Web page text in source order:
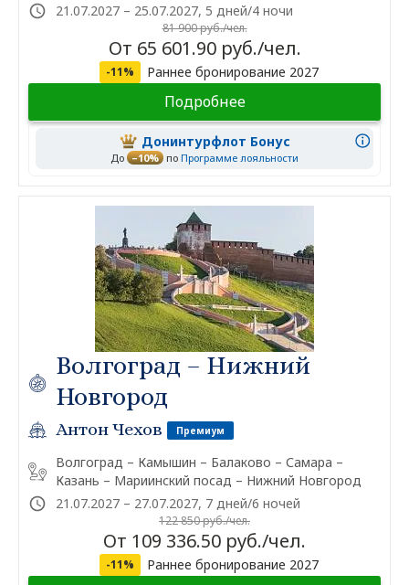
21.07.2027 – 25.07.2027, 5 дней/4 ночи
81 900 руб./чел.
От 65 601.90 руб./чел.
-11% Раннее бронирование 2027
Подробнее
Донинтурфлот Бонус
До –10% по Программе лояльности
Волгоград – Нижний
Новгород
Антон Чехов Премиум
Волгоград – Камышин – Балаково – Самара –
Казань – Мариинский посад – Нижний Новгород
21.07.2027 – 27.07.2027, 7 дней/6 ночей
122 850 руб./чел.
От 109 336.50 руб./чел.
-11% Раннее бронирование 2027